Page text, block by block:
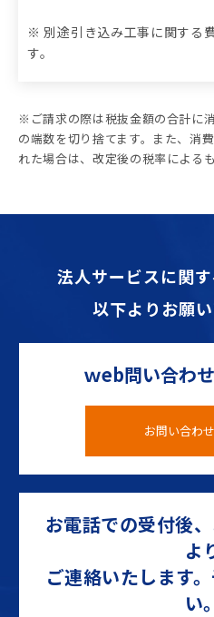
※ 別途引き込み工事に関する
す。
※ご請求の際は税抜金額の合計に
の端数を切り捨てます。また、消
れた場合は、改定後の税率によるも
法人サービスに関
以下よりお願い
ｗeb問い合わ
お問い合わ
お電話での受付後
よ
ご連絡いたします
い。